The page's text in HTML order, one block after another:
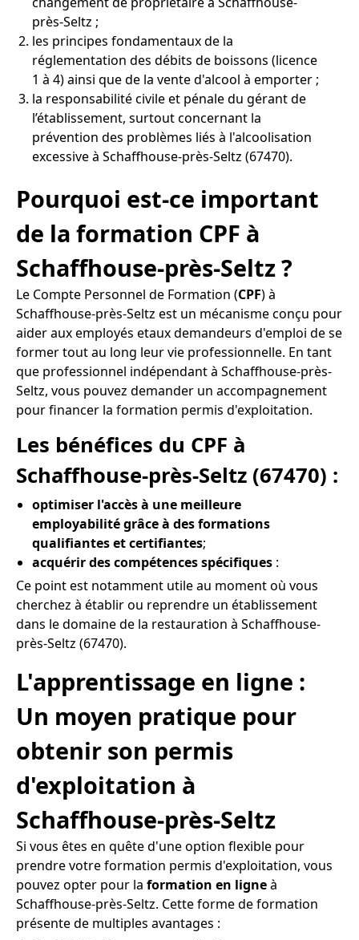
près-Seltz ;
les principes fondamentaux de la
réglementation des débits de boissons (licence
1 à 4) ainsi que de la vente d'alcool à emporter ;
la responsabilité civile et pénale du gérant de
l’établissement, surtout concernant la
prévention des problèmes liés à l'alcoolisation
excessive à Schaffhouse-près-Seltz (67470).
Pourquoi est-ce important
de la formation CPF à
Schaffhouse-près-Seltz ?
Le Compte Personnel de Formation (CPF) à
Schaffhouse-près-Seltz est un mécanisme conçu pour
aider aux employés etaux demandeurs d'emploi de se
former tout au long leur vie professionnelle. En tant
que professionnel indépendant à Schaffhouse-près-
Seltz, vous pouvez demander un accompagnement
pour financer la formation permis d'exploitation.
Les bénéfices du CPF à
Schaffhouse-près-Seltz (67470) :
optimiser l'accès à une meilleure
employabilité grâce à des formations
qualifiantes et certifiantes;
acquérir des compétences spécifiques :
Ce point est notamment utile au moment où vous
cherchez à établir ou reprendre un établissement
dans le domaine de la restauration à Schaffhouse-
près-Seltz (67470).
L'apprentissage en ligne :
Un moyen pratique pour
obtenir son permis
d'exploitation à
Schaffhouse-près-Seltz
Si vous êtes en quête d'une option flexible pour
prendre votre formation permis d'exploitation, vous
pouvez opter pour la formation en ligneà
Schaffhouse-près-Seltz. Cette forme de formation
présente de multiples avantages :